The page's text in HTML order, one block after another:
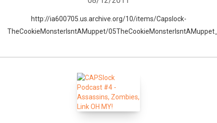
http://ia600705.us.archive.org/10/items/Capslock-
TheCookieMonsterIsntAMuppet/